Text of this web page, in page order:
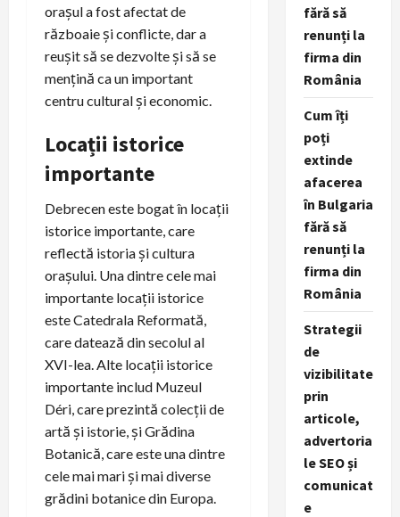
orașul a fost afectat de
războaie și conflicte, dar a
reușit să se dezvolte și să se
mențină ca un important
centru cultural și economic.
Locații istorice
importante
Debrecen este bogat în locații
istorice importante, care
reflectă istoria și cultura
orașului. Una dintre cele mai
importante locații istorice
este Catedrala Reformată,
care datează din secolul al
XVI-lea. Alte locații istorice
importante includ Muzeul
Déri, care prezintă colecții de
artă și istorie, și Grădina
Botanică, care este una dintre
cele mai mari și mai diverse
grădini botanice din Europa.
fără să
renunți la
firma din
România
Cum îți
poți
extinde
afacerea
în Bulgaria
fără să
renunți la
firma din
România
Strategii
de
vizibilitate
prin
articole,
advertoria
le SEO și
comunicat
e